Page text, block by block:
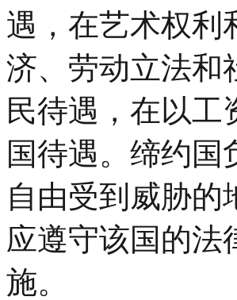
遇，在艺术权利
济、劳动立法和
民待遇，在以
国待遇。缔约国
自由受到威胁的
应遵守该国的法
施。